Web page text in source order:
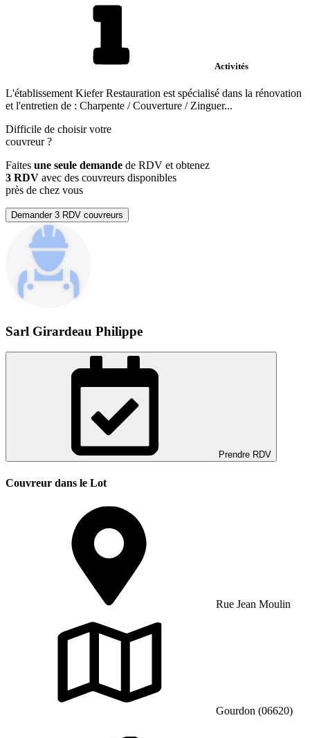
Activités
L'établissement Kiefer Restauration est spécialisé dans la rénovation
et l'entretien de : Charpente / Couverture / Zinguer...
Difficile de choisir votre
couvreur?
Faites une seule demande de RDV et obtenez
3 RDV avec des couvreurs disponibles
près de chez vous
Demander 3 RDV couvreurs
Sarl Girardeau Philippe
Prendre RDV
Couvreur dans le Lot
Rue Jean Moulin
Gourdon (06620)